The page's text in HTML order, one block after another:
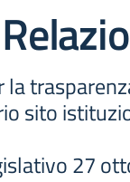
sito
27